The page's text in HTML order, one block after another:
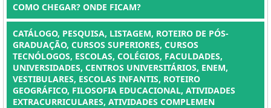
COMO CHEGAR? ONDE FICAM?
CATÁLOGO, PESQUISA, LISTAGEM, ROTEIRO DE PÓS-
GRADUAÇÃO, CURSOS SUPERIORES, CURSOS
TECNÓLOGOS, ESCOLAS, COLÉGIOS, FACULDADES,
UNIVERSIDADES, CENTROS UNIVERSITÁRIOS, ENEM,
VESTIBULARES, ESCOLAS INFANTIS, ROTEIRO
GEOGRÁFICO, FILOSOFIA EDUCACIONAL, ATIVIDADES
EXTRACURRICULARES, ATIVIDADES COMPLEMEN